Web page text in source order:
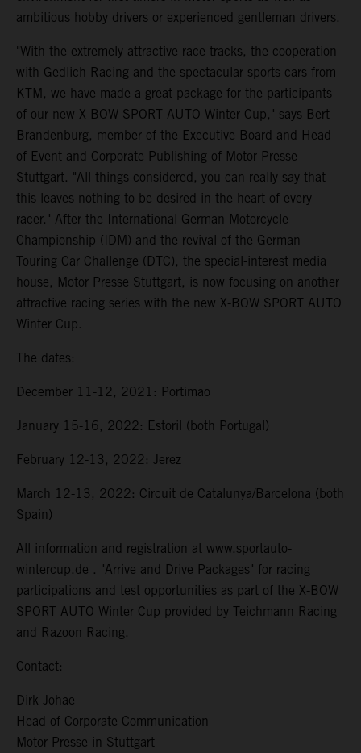
ambitious hobby drivers or experienced gentleman drivers.
"With the extremely attractive race tracks, the cooperation
with Gedlich Racing and the spectacular sports cars from
KTM, we have made a great package for the participants
of our new X-BOW SPORT AUTO Winter Cup," says Bert
Brandenburg, member of the Executive Board and Head
of Event and Corporate Publishing of Motor Presse
Stuttgart. "All things considered, you can really say that
this leaves nothing to be desired in the heart of every
racer." After the International German Motorcycle
Championship (IDM) and the revival of the German
Touring Car Challenge (DTC), the special-interest media
house, Motor Presse Stuttgart, is now focusing on another
attractive racing series with the new X-BOW SPORT AUTO
Winter Cup.
The dates:
December 11-12, 2021: Portimao
January 15-16, 2022: Estoril (both Portugal)
February 12-13, 2022: Jerez
March 12-13, 2022: Circuit de Catalunya/Barcelona (both
Spain)
All information and registration at www.sportauto-
wintercup.de . "Arrive and Drive Packages" for racing
participations and test opportunities as part of the X-BOW
SPORT AUTO Winter Cup provided by Teichmann Racing
and Razoon Racing.
Contact:
Dirk Johae
Head of Corporate Communication
Motor Presse in Stuttgart